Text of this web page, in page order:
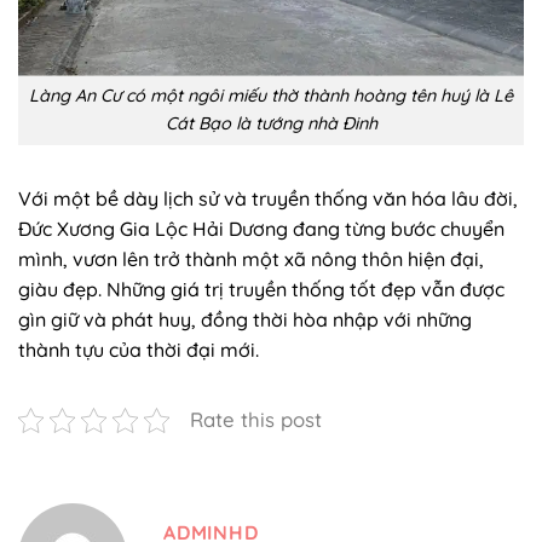
Làng An Cư có một ngôi miếu thờ thành hoàng tên huý là Lê
Cát Bạo là tướng nhà Đinh
Với một bề dày lịch sử và truyền thống văn hóa lâu đời,
Đức Xương Gia Lộc Hải Dương đang từng bước chuyển
mình, vươn lên trở thành một xã nông thôn hiện đại,
giàu đẹp. Những giá trị truyền thống tốt đẹp vẫn được
gìn giữ và phát huy, đồng thời hòa nhập với những
thành tựu của thời đại mới.
Rate this post
ADMINHD